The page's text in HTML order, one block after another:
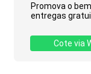
Promova o
entregas
Cote via